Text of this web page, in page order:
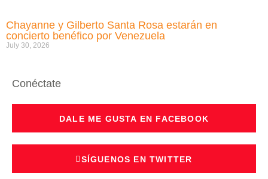
Chayanne y Gilberto Santa Rosa estarán en
concierto benéfico por Venezuela
July 30, 2026
Conéctate
DALE ME GUSTA EN FACEBOOK
SÍGUENOS EN TWITTER